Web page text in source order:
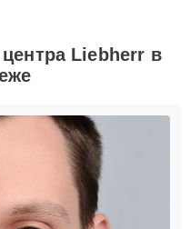
Liebherr в